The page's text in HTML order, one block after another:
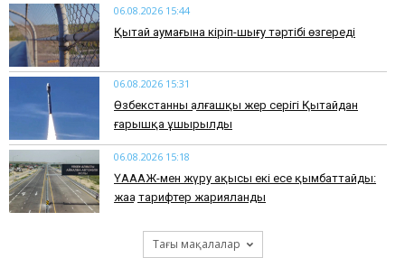
06.08.2026 15:44
Қытай аумағына кіріп-шығу тәртібі өзгереді
06.08.2026 15:31
Өзбекстанның алғашқы жер серігі Қытайдан
ғарышқа ұшырылды
06.08.2026 15:18
ҮАААЖ-мен жүру ақысы екі есе қымбаттайды:
жаңа тарифтер жарияланды
Тағы мақалалар